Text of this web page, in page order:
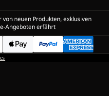
von neuen Produkten, exklusiven
Angeboten erfährt